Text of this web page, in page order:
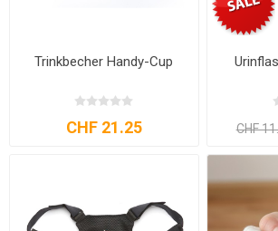
Trinkbecher Handy-Cup
CHF 21.25 CHF